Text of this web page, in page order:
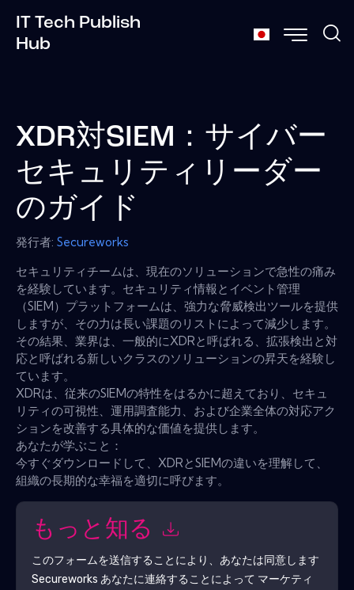
IT Tech Publish
Hub
XDR対SIEM：サイバー
セキュリティリーダー
のガイド
発行者: Secureworks
セキュリティチームは、現在のソリューションで急性の痛み
を経験しています。セキュリティ情報とイベント管理
（SIEM）プラットフォームは、強力な脅威検出ツールを提供
しますが、その力は長い課題のリストによって減少します。
その結果、業界は、一般的にXDRと呼ばれる、拡張検出と対
応と呼ばれる新しいクラスのソリューションの昇天を経験し
ています。
XDRは、従来のSIEMの特性をはるかに超えており、セキュ
リティの可視性、運用調査能力、および企業全体の対応アク
ションを改善する具体的な価値を提供します。
あなたが学ぶこと：
今すぐダウンロードして、XDRとSIEMの違いを理解して、
組織の長期的な幸福を適切に呼びます。
もっと知る
このフォームを送信することにより、あなたは同意します
Secureworks あなたに連絡することによって マーケティ